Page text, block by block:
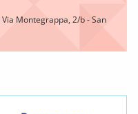
Montegrappa, 2/b - San